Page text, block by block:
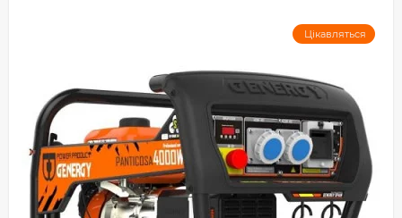
Цікавляться